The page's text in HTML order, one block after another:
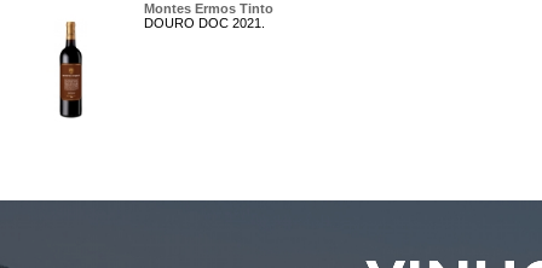
Montes Ermos Tinto
DOURO DOC 2021.